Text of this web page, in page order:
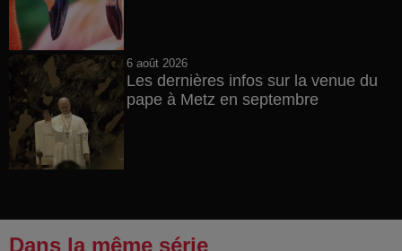
6 août 2026
Les dernières infos sur la venue du
pape à Metz en septembre
Dans la même série